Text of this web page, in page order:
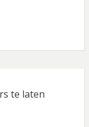
te laten